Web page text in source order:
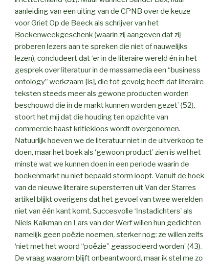
aanleiding van een uiting van de CPNB over de keuze
voor Griet Op de Beeck als schrijver van het
Boekenweekgeschenk (waarin zij aangeven dat zij
proberen lezers aan te spreken die niet of nauwelijks
lezen), concludeert dat ‘er in de literaire wereld én in het
gesprek over literatuur in de massamedia een “business
ontology” werkzaam [is], die tot gevolg heeft dat literaire
teksten steeds meer als gewone producten worden
beschouwd die in de markt kunnen worden gezet’ (52),
stoort het mij dat die houding ten opzichte van
commercie haast kritiekloos wordt overgenomen.
Natuurlijk hoeven we de literatuur niet in de uitverkoop te
doen, maar het boek als ‘gewoon product’ zien is wel het
minste wat we kunnen doen in een periode waarin de
boekenmarkt nu niet bepaald storm loopt. Vanuit de hoek
van de nieuwe literaire supersterren uit Van der Starres
artikel blijkt overigens dat het gevoel van twee werelden
niet van één kant komt. Succesvolle ‘Instadichters’ als
Niels Kalkman en Lars van der Werf willen hun gedichten
namelijk geen poëzie noemen, sterker nog: ze willen zelfs
‘niet met het woord “poëzie” geassocieerd worden’ (43).
De vraag waarom blijft onbeantwoord, maar ik stel me zo